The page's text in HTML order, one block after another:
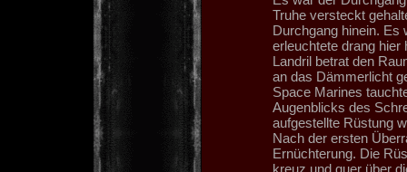
Truhe versteckt
Durchgang hinein. Es
erleuchtete drang hier
Landril betrat den
an das Dämmerlicht
Space Marines
Augenblicks des
aufgestellte Rüstung
Nach der ersten
Ernüchterung. Die
kreuz und quer über